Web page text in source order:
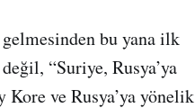
bu yana ilk
“Suriye, Rusya’ya
Kore ve Rusya’ya yönelik